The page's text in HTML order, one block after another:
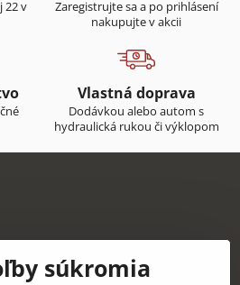
22 v
Zaregistrujte sa a po prihlásení
nakupujte v akcii
Vlastná doprava
Dodávkou alebo autom s
hydraulická rukou či výklopom
súkromia